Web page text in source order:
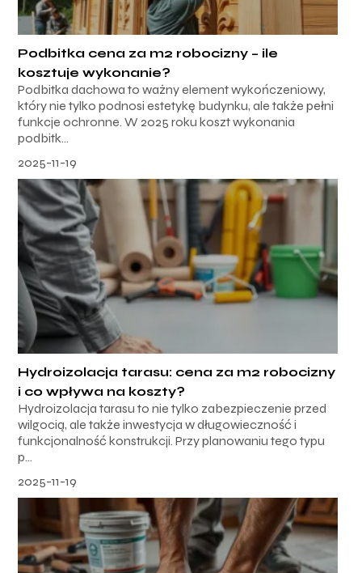
Podbitka cena za m2 robocizny – ile
kosztuje wykonanie?
Podbitka dachowa to ważny element wykończeniowy,
który nie tylko podnosi estetykę budynku, ale także pełni
funkcje ochronne. W 2025 roku koszt wykonania
podbitk...
2025-11-19
Hydroizolacja tarasu: cena za m2 robocizny
i co wpływa na koszty?
Hydroizolacja tarasu to nie tylko zabezpieczenie przed
wilgocią, ale także inwestycja w długowieczność i
funkcjonalność konstrukcji. Przy planowaniu tego typu
p...
2025-11-19